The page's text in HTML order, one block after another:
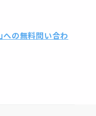
への無料問い合わ